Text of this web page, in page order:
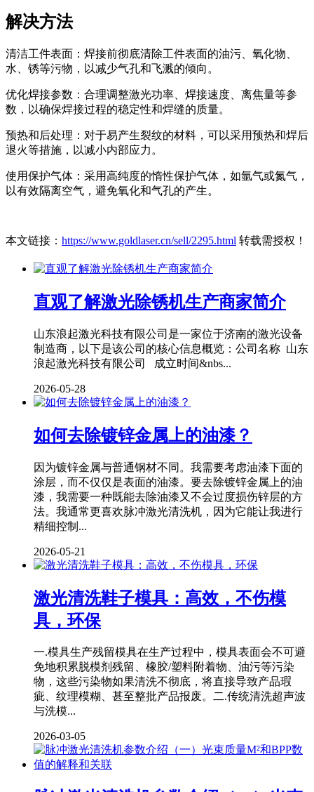
解决方法
清洁工件表面：焊接前彻底清除工件表面的油污、氧化物、
水、锈等污物，以减少气孔和飞溅的倾向。
优化焊接参数：合理调整激光功率、焊接速度、离焦量等参
数，以确保焊接过程的稳定性和焊缝的质量。
预热和后处理：对于易产生裂纹的材料，可以采用预热和焊后
退火等措施，以减小内部应力。
使用保护气体：采用高纯度的惰性保护气体，如氩气或氮气，
以有效隔离空气，避免氧化和气孔的产生。
本文链接： https://www.goldlaser.cn/sell/2295.html 转载需授权！
直观了解激光除锈机生产商家简介
山东浪起激光科技有限公司是一家位于济南的激光设备
制造商，以下是该公司的核心信息概览：公司名称 山东
浪起激光科技有限公司 成立时间&nbs...
2026-05-28
如何去除镀锌金属上的油漆？
因为镀锌金属与普通钢材不同。我需要考虑油漆下面的
涂层，而不仅仅是表面的油漆。要去除镀锌金属上的油
漆，我需要一种既能去除油漆又不会过度损伤锌层的方
法。我通常更喜欢脉冲激光清洗机，因为它能让我进行
精细控制...
2026-05-21
激光清洗鞋子模具：高效，不伤模
具，环保
一.模具生产残留模具在生产过程中，模具表面会不可避
免地积累脱模剂残留、橡胶/塑料附着物、油污等污染
物，这些污染物如果清洗不彻底，将直接导致产品瑕
疵、纹理模糊、甚至整批产品报废。二.传统清洗超声波
与洗模...
2026-03-05